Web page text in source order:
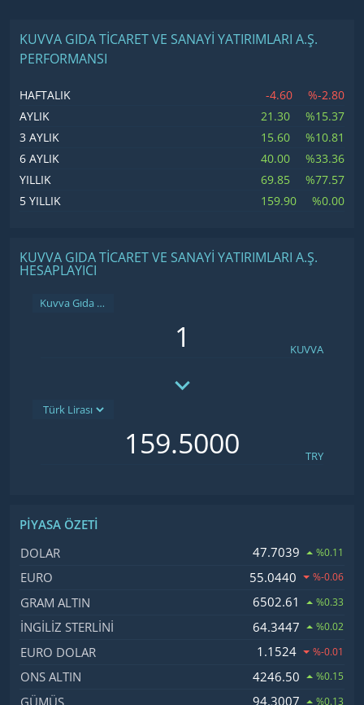
KUVVA GIDA TICARET VE SANAYI YATIRIMLARI A.Ş.
PERFORMANSI
HAFTALIK -4.60
%-2.80
AYLIK
21.30
%15.37
3 AYLIK
15.60
%10.81
6 AYLIK
40.00
%33.36
YILLIK
69.85
%77.57
5 YILLIK
159.90 %0.00
KUVVA GIDA TICARET VE SANAYI YATIRIMLARI A.Ş.
HESAPLAYICI
Kuvva Gıda Ticaret ve Sanayi Yatırımları A.Ş.
KUVVA
TRY
PIYASA ÖZETI
İsim, Kod
DOLAR 47.7039 %0.11
EURO 55.0440 %-0.06
GRAM ALTIN 6502.61 %0.33
İNGILIZ STERLINI 64.3447 %0.02
EURO DOLAR 1.1524 %-0.01
ONS ALTIN 4246.50 %0.15
GÜMÜŞ 94.3007 %0.13